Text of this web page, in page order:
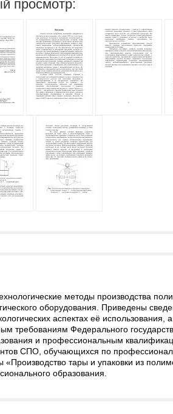
просмотр:
методы производства
оборудования. Приведены
аспектах её
требованиям Федерального
и профессиональным
СПО, обучающихся по
«Производство тары и упаковки из
образования.